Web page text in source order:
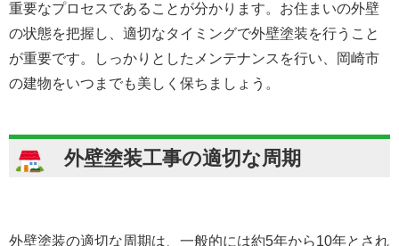
重要なプロセスであることが分かります。お住まいの外壁
の状態を把握し、適切なタイミングで外壁塗装を行うこと
が重要です。しっかりとしたメンテナンスを行い、岡崎市
の建物をいつまでも美しく保ちましょう。
外壁塗装工事の適切な周期
外壁塗装の適切な周期は、一般的には約5年から10年とされ